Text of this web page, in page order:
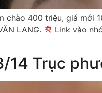
chào 400 triệu, giá mới
LANG.
Link vào
14 Trục